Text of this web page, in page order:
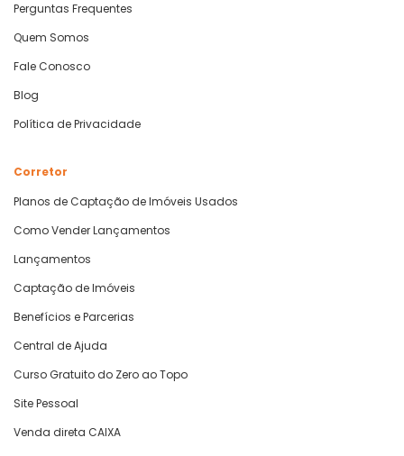
Perguntas Frequentes
Quem Somos
Fale Conosco
Blog
Política de Privacidade
Corretor
Planos de Captação de Imóveis Usados
Como Vender Lançamentos
Lançamentos
Captação de Imóveis
Benefícios e Parcerias
Central de Ajuda
Curso Gratuito do Zero ao Topo
Site Pessoal
Venda direta CAIXA